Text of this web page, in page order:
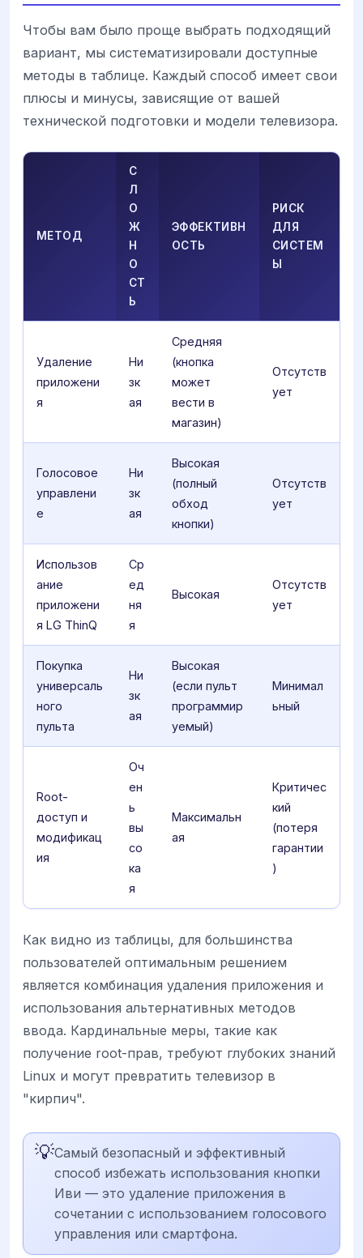
Чтобы вам было проще выбрать подходящий
вариант, мы систематизировали доступные
методы в таблице. Каждый способ имеет свои
плюсы и минусы, зависящие от вашей
технической подготовки и модели телевизора.
МЕТОД
С
Л
О
Ж
Н
О
СТ
Ь
ЭФФЕКТИВН
ОСТЬ
РИСК
ДЛЯ
СИСТЕМ
Ы
Удаление
приложени
я
Ни
зк
ая
Средняя
(кнопка
может
вести в
магазин)
Отсутств
ует
Голосовое
управлени
е
Ни
зк
ая
Высокая
(полный
обход
кнопки)
Отсутств
ует
Использов
ание
приложени
я LG ThinQ
Ср
ед
ня
я
Высокая
Отсутств
ует
Покупка
универсаль
ного
пульта
Ни
зк
ая
Высокая
(если пульт
программир
уемый)
Минимал
ьный
Root-
доступ и
модификац
ия
Оч
ен
ь
вы
со
ка
я
Максимальн
ая
Критичес
кий
(потеря
гарантии
)
Как видно из таблицы, для большинства
пользователей оптимальным решением
является комбинация удаления приложения и
использования альтернативных методов
ввода. Кардинальные меры, такие как
получение root-прав, требуют глубоких знаний
Linux и могут превратить телевизор в
"кирпич".
💡Самый безопасный и эффективный
способ избежать использования кнопки
Иви — это удаление приложения в
сочетании с использованием голосового
управления или смартфона.